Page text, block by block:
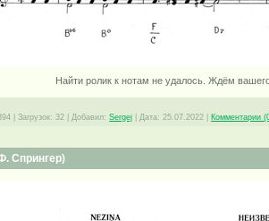
Найти ролик к нотам не удалось. Ждём
|Загрузок: 32 Добавил: Sergej Дата: 25.07.2022 Комментарии
Спрингер)